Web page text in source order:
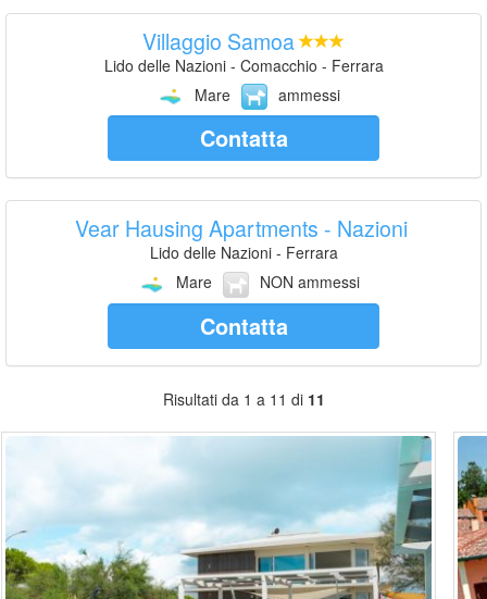
Villaggio Samoa
Lido delle Nazioni - Comacchio - Ferrara
Mare
ammessi
Contatta
Vear Hausing Apartments - Nazioni
Lido delle Nazioni - Ferrara
Mare
NON ammessi
Contatta
Risultati da 1 a 11 di 11